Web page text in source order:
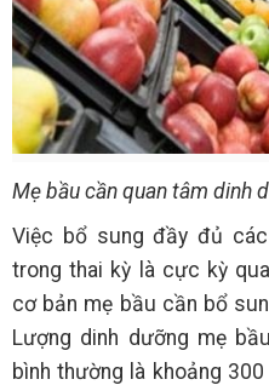
Mẹ bầu cần quan tâm dinh
Việc bổ sung đầy đủ
trong thai kỳ là cực kỳ
cơ bản mẹ bầu cần bổ
Lượng dinh dưỡng mẹ
bình thường là khoảng